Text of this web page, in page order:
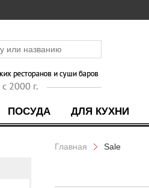
ПОСУДА ДЛЯ КУХНИ
Главная Sale